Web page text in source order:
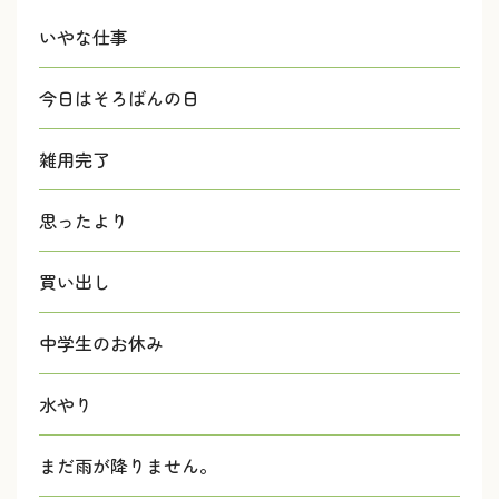
いやな仕事
今日はそろばんの日
雑用完了
思ったより
買い出し
中学生のお休み
水やり
まだ雨が降りません。